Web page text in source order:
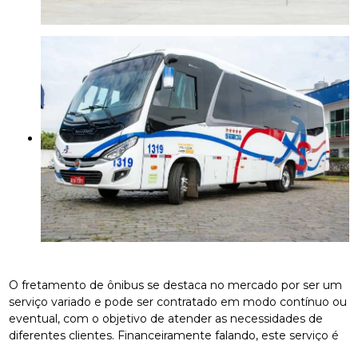
O fretamento de ônibus se destaca no mercado por ser um
serviço variado e pode ser contratado em modo contínuo ou
eventual, com o objetivo de atender as necessidades de
diferentes clientes. Financeiramente falando, este serviço é